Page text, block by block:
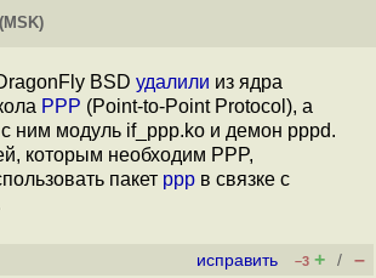
BSD удалили из ядра
PPP (Point-to-Point Protocol), а
ним модуль if_ppp.ko и демон pppd.
которым необходим PPP,
пакет ppp в связке с
исправить –3 + / –